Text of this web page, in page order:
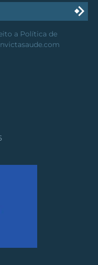
a Política de